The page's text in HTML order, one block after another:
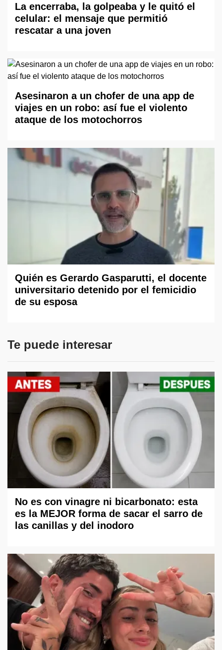
La encerraba, la golpeaba y le quitó el
celular: el mensaje que permitió
rescatar a una joven
Asesinaron a un chofer de una app de
viajes en un robo: así fue el violento
ataque de los motochorros
Quién es Gerardo Gasparutti, el docente
universitario detenido por el femicidio
de su esposa
Te puede interesar
No es con vinagre ni bicarbonato: esta
es la MEJOR forma de sacar el sarro de
las canillas y del inodoro